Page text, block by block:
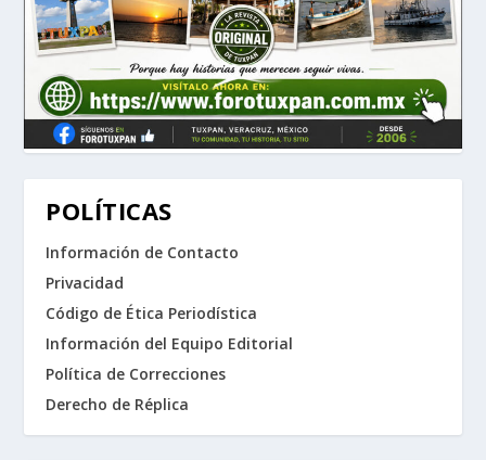
POLÍTICAS
Información de Contacto
Privacidad
Código de Ética Periodística
Información del Equipo Editorial
Política de Correcciones
Derecho de Réplica